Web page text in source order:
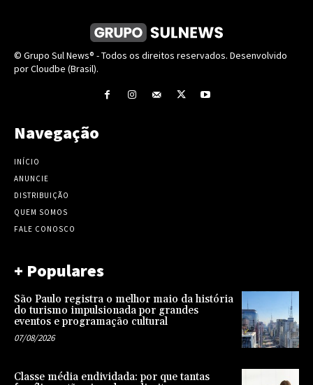
© Grupo Sul News® - Todos os direitos reservados. Desenvolvido
por Cloudbe (Brasil).
Navegação
INÍCIO
ANUNCIE
DISTRIBUIÇÃO
QUEM SOMOS
FALE CONOSCO
+ Populares
São Paulo registra o melhor maio da história
do turismo impulsionada por grandes
eventos e programação cultural
07/08/2026
Classe média endividada: por que tantas